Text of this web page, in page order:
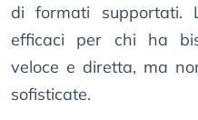
di formati supportati.
efficaci per chi ha
veloce e diretta, ma
sofisticate.